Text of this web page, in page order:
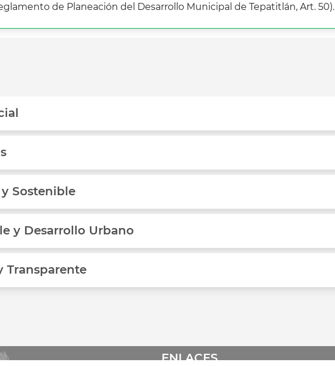
de Planeación del Desarrollo Municipal de Tepatitlán, Art. 50).
Sostenible
y Desarrollo Urbano
Transparente
ENLACES